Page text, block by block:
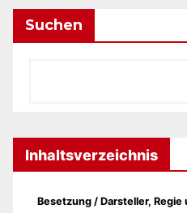
Suchen
Inhaltsverzeichnis
Besetzung / Darsteller, Regie